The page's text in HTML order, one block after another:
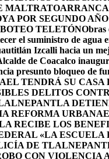
MALTRATO
POR SEGUNDO
TELETÓNObras
el suministro de agua
Izcalli hacia un
de Coacalco
presunto bloqueo de
TENDRÁ SU CASA
DELITOS
REFORMA URBANA
RECIBE LOS
«LA ESCUELA
DE
CON VIOLENCIA